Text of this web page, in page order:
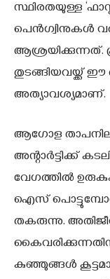
സ്ഥിരതയുള്ള
പെന്‍ഗ്വിനുകള്‍
തുടങ്ങിയവയ്ക്ക്
അത്യാവശ്യമാണ്.
ആഗോള താപനില
അന്റാര്‍ട്ടിക്ക്
വേഗത്തില്‍
ഐസ്
തകരുന്നു.
കുഞ്ഞുങ്ങള്‍